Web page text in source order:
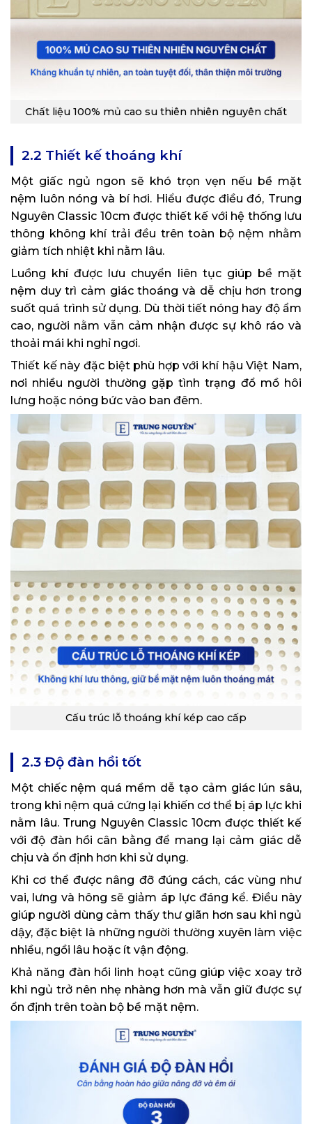
Chất liệu 100% mủ cao su thiên nhiên nguyên chất
2.2 Thiết kế thoáng khí
Một giấc ngủ ngon sẽ khó trọn vẹn nếu bề mặt
nệm luôn nóng và bí hơi. Hiểu được điều đó, Trung
Nguyên Classic 10cm được thiết kế với hệ thống lưu
thông không khí trải đều trên toàn bộ nệm nhằm
giảm tích nhiệt khi nằm lâu.
Luồng khí được lưu chuyển liên tục giúp bề mặt
nệm duy trì cảm giác thoáng và dễ chịu hơn trong
suốt quá trình sử dụng. Dù thời tiết nóng hay độ ẩm
cao, người nằm vẫn cảm nhận được sự khô ráo và
thoải mái khi nghỉ ngơi.
Thiết kế này đặc biệt phù hợp với khí hậu Việt Nam,
nơi nhiều người thường gặp tình trạng đổ mồ hôi
lưng hoặc nóng bức vào ban đêm.
Cấu trúc lỗ thoáng khí kép cao cấp
2.3 Độ đàn hồi tốt
Một chiếc nệm quá mềm dễ tạo cảm giác lún sâu,
trong khi nệm quá cứng lại khiến cơ thể bị áp lực khi
nằm lâu. Trung Nguyên Classic 10cm được thiết kế
với độ đàn hồi cân bằng để mang lại cảm giác dễ
chịu và ổn định hơn khi sử dụng.
Khi cơ thể được nâng đỡ đúng cách, các vùng như
vai, lưng và hông sẽ giảm áp lực đáng kể. Điều này
giúp người dùng cảm thấy thư giãn hơn sau khi ngủ
dậy, đặc biệt là những người thường xuyên làm việc
nhiều, ngồi lâu hoặc ít vận động.
Khả năng đàn hồi linh hoạt cũng giúp việc xoay trở
khi ngủ trở nên nhẹ nhàng hơn mà vẫn giữ được sự
ổn định trên toàn bộ bề mặt nệm.